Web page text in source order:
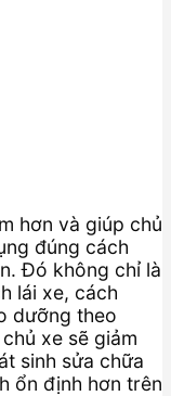
hơn và giúp chủ
đúng cách
Đó không chỉ là
lái xe, cách
dưỡng theo
xe sẽ giảm
sinh sửa chữa
ổn định hơn trên